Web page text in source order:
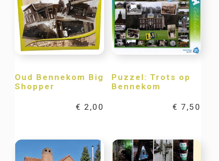
Oud Bennekom Big
Shopper
€ 2,00
Puzzel: Trots op
Bennekom
€ 7,50